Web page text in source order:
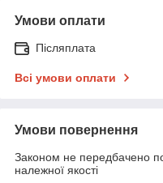
Умови оплати
Післяплата
Всі умови оплати
Умови повернення
Законом не передбачено
належної якості